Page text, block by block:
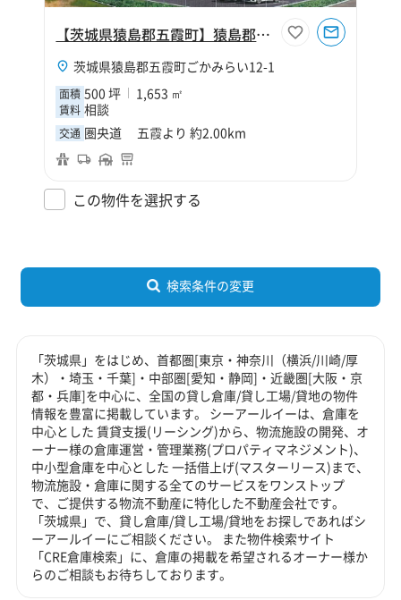
【茨城県猿島郡五霞町】猿島郡五霞町ごかみらい500坪倉庫（寄託）
茨城県猿島郡五霞町ごかみらい12-1
面積 500 坪 1,653 ㎡
賃料 相談
交通 圏央道 五霞より 約2.00km
この物件を選択する
検索条件の変更
「茨城県」をはじめ、首都圏[東京・神奈川（横浜/川崎/厚
木）・埼玉・千葉]・中部圏[愛知・静岡]・近畿圏[大阪・京
都・兵庫]を中心に、全国の貸し倉庫/貸し工場/貸地の物件
情報を豊富に掲載しています。 シーアールイーは、倉庫を
中心とした 賃貸支援(リーシング)から、物流施設の開発、オ
ーナー様の倉庫運営・管理業務(プロパティマネジメント)、
中小型倉庫を中心とした 一括借上げ(マスターリース)まで、
物流施設・倉庫に関する全てのサービスをワンストップ
で、ご提供する物流不動産に特化した不動産会社です。
「茨城県」で、貸し倉庫/貸し工場/貸地をお探しであればシ
ーアールイーにご相談ください。 また物件検索サイト
「CRE倉庫検索」に、倉庫の掲載を希望されるオーナー様か
らのご相談もお待ちしております。